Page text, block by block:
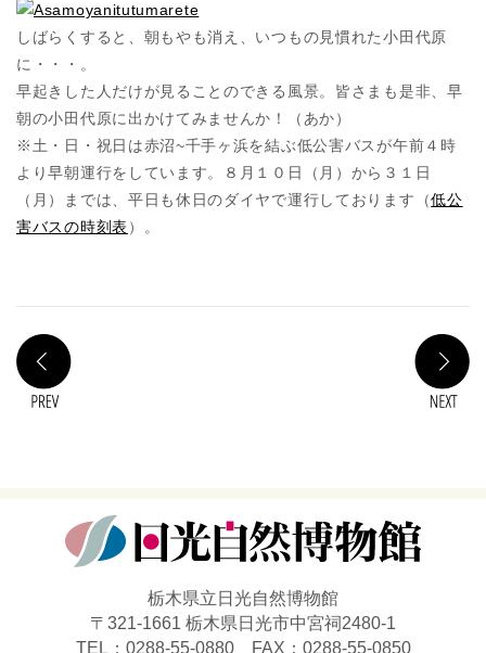
しばらくすると、朝もやも消え、いつもの見慣れた小田代原
に・・・。
早起きした人だけが見ることのできる風景。皆さまも是非、早
朝の小田代原に出かけてみませんか！（あか）
※土・日・祝日は赤沼~千手ヶ浜を結ぶ低公害バスが午前４時
より早朝運行をしています。８月１０日（月）から３１日
（月）までは、平日も休日のダイヤで運行しております（低公
害バスの時刻表）。
栃木県立日光自然博物館
〒321-1661 栃木県日光市中宮祠2480-1
TEL：0288-55-0880 FAX：0288-55-0850